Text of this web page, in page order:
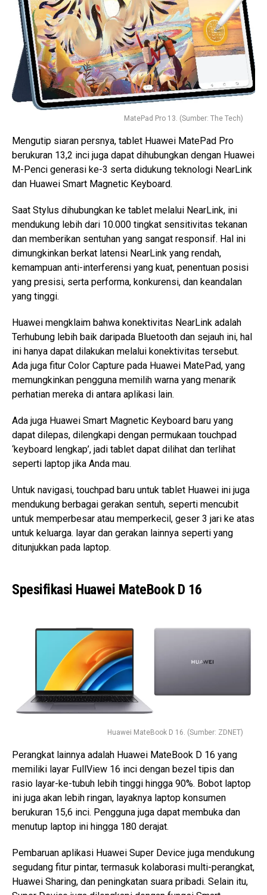
MatePad Pro 13. (Sumber: The Tech)
Mengutip siaran persnya, tablet Huawei MatePad Pro
berukuran 13,2 inci juga dapat dihubungkan dengan Huawei
M-Penci generasi ke-3 serta didukung teknologi NearLink
dan Huawei Smart Magnetic Keyboard.
Saat Stylus dihubungkan ke tablet melalui NearLink, ini
mendukung lebih dari 10.000 tingkat sensitivitas tekanan
dan memberikan sentuhan yang sangat responsif. Hal ini
dimungkinkan berkat latensi NearLink yang rendah,
kemampuan anti-interferensi yang kuat, penentuan posisi
yang presisi, serta performa, konkurensi, dan keandalan
yang tinggi.
Huawei mengklaim bahwa konektivitas NearLink adalah
Terhubung lebih baik daripada Bluetooth dan sejauh ini, hal
ini hanya dapat dilakukan melalui konektivitas tersebut.
Ada juga fitur Color Capture pada Huawei MatePad, yang
memungkinkan pengguna memilih warna yang menarik
perhatian mereka di antara aplikasi lain.
Ada juga Huawei Smart Magnetic Keyboard baru yang
dapat dilepas, dilengkapi dengan permukaan touchpad
‘keyboard lengkap’, jadi tablet dapat dilihat dan terlihat
seperti laptop jika Anda mau.
Untuk navigasi, touchpad baru untuk tablet Huawei ini juga
mendukung berbagai gerakan sentuh, seperti mencubit
untuk memperbesar atau memperkecil, geser 3 jari ke atas
untuk keluarga. layar dan gerakan lainnya seperti yang
ditunjukkan pada laptop.
Spesifikasi Huawei MateBook D 16
Huawei MateBook D 16. (Sumber: ZDNET)
Perangkat lainnya adalah Huawei MateBook D 16 yang
memiliki layar FullView 16 inci dengan bezel tipis dan
rasio layar-ke-tubuh lebih tinggi hingga 90%. Bobot laptop
ini juga akan lebih ringan, layaknya laptop konsumen
berukuran 15,6 inci. Pengguna juga dapat membuka dan
menutup laptop ini hingga 180 derajat.
Pembaruan aplikasi Huawei Super Device juga mendukung
segudang fitur pintar, termasuk kolaborasi multi-perangkat,
Huawei Sharing, dan peningkatan suara pribadi. Selain itu,